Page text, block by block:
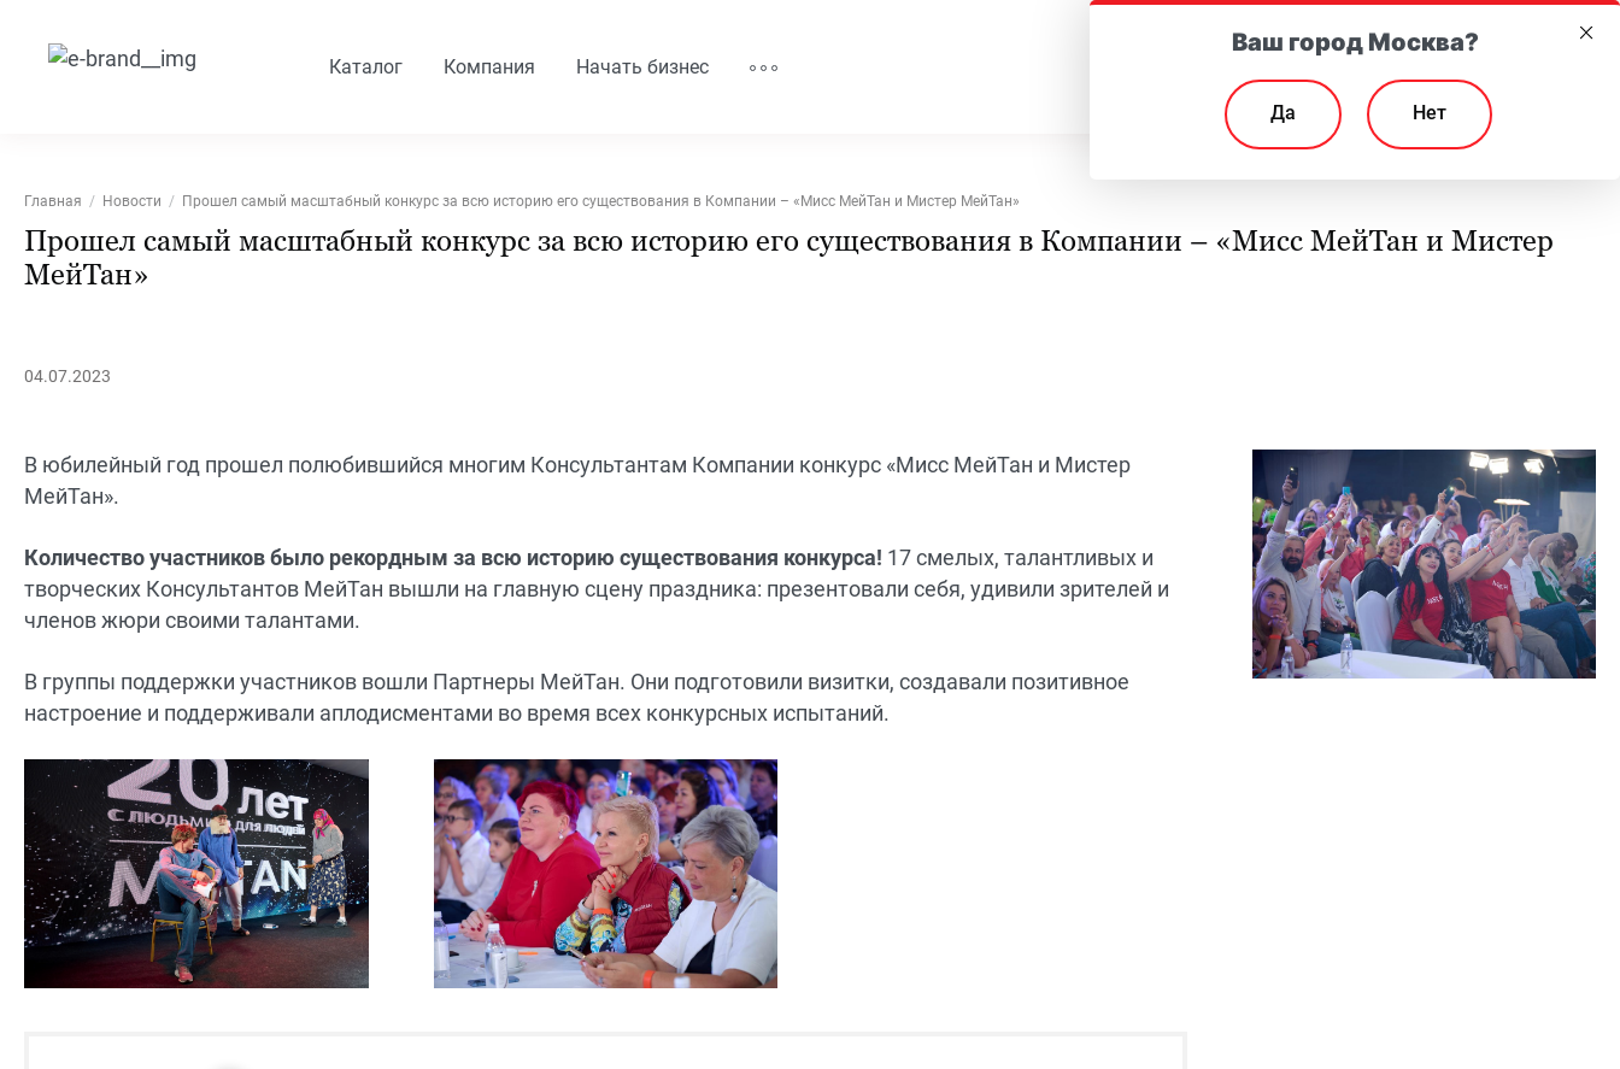
Каталог Компания Начать бизнес
Главная Новости Прошел самый масштабный конкурс за всю историю его существования в Компании – «Мисс МейТан и Мистер МейТан»
Прошел самый масштабный конкурс за всю историю его существования в Компании – «Мисс МейТан и Мистер
МейТан»
04.07.2023
В юбилейный год прошел полюбившийся многим Консультантам Компании конкурс «Мисс МейТан и Мистер
МейТан».
Количество участников было рекордным за всю историю существования конкурса! 17 смелых, талантливых и
творческих Консультантов МейТан вышли на главную сцену праздника: презентовали себя, удивили зрителей и
членов жюри своими талантами.
В группы поддержки участников вошли Партнеры МейТан. Они подготовили визитки, создавали позитивное
настроение и поддерживали аплодисментами во время всех конкурсных испытаний.
Ваш город Москва?
Да Нет